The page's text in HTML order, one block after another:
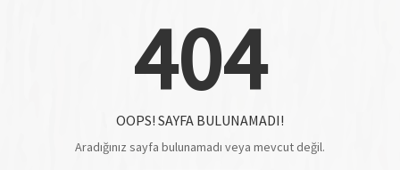
404
OOPS! SAYFA BULUNAMADI!
Aradığınız sayfa bulunamadı veya mevcut değil.